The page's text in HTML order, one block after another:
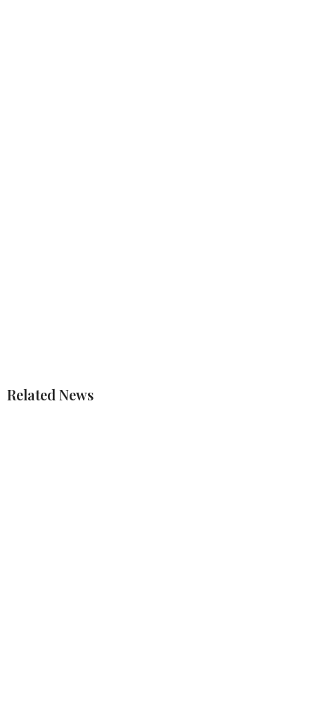
Related News